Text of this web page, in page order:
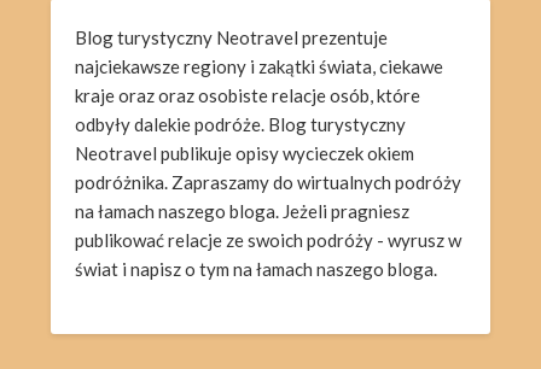
Blog turystyczny Neotravel prezentuje
najciekawsze regiony i zakątki świata, ciekawe
kraje oraz oraz osobiste relacje osób, które
odbyły dalekie podróże. Blog turystyczny
Neotravel publikuje opisy wycieczek okiem
podróżnika. Zapraszamy do wirtualnych podróży
na łamach naszego bloga. Jeżeli pragniesz
publikować relacje ze swoich podróży - wyrusz w
świat i napisz o tym na łamach naszego bloga.